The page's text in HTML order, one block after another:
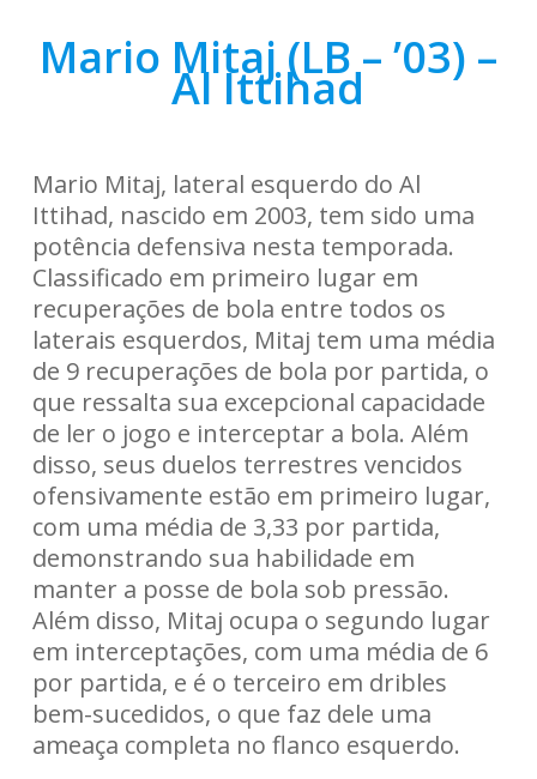
Mario Mitaj (LB – ’03) –
Al Ittihad
Mario Mitaj, lateral esquerdo do Al
Ittihad, nascido em 2003, tem sido uma
potência defensiva nesta temporada.
Classificado em primeiro lugar em
recuperações de bola entre todos os
laterais esquerdos, Mitaj tem uma média
de 9 recuperações de bola por partida, o
que ressalta sua excepcional capacidade
de ler o jogo e interceptar a bola. Além
disso, seus duelos terrestres vencidos
ofensivamente estão em primeiro lugar,
com uma média de 3,33 por partida,
demonstrando sua habilidade em
manter a posse de bola sob pressão.
Além disso, Mitaj ocupa o segundo lugar
em interceptações, com uma média de 6
por partida, e é o terceiro em dribles
bem-sucedidos, o que faz dele uma
ameaça completa no flanco esquerdo.